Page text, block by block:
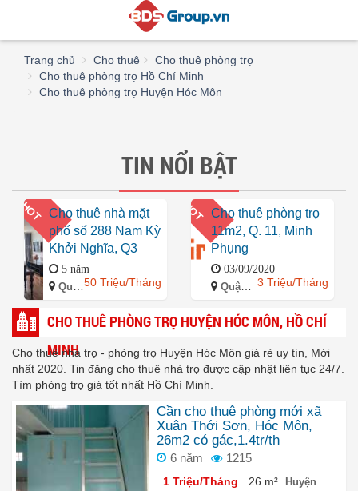
Trang chủ Cho thuê
Cho thuê phòng trọ
Cho thuê phòng trọ Hồ Chí Minh
Cho thuê phòng trọ Huyện Hóc Môn
TIN NỔI BẬT
HOT Cho thuê nhà mặt
phố số 288 Nam Kỳ
Khởi Nghĩa, Q3
5 năm
50 Triệu/Tháng
Quận 3, Hồ Chí Minh
HOT Cho thuê phòng trọ
11m2, Q. 11, Minh
Phụng
03/09/2020
3 Triệu/Tháng
Quận 11, Hồ Chí Minh
CHO THUÊ PHÒNG TRỌ HUYỆN HÓC MÔN, HỒ CHÍ
MINH
Cho thuê nhà trọ - phòng trọ Huyện Hóc Môn giá rẻ uy tín, Mới
nhất 2020. Tin đăng cho thuê nhà trọ được cập nhật liên tục 24/7.
Tìm phòng trọ giá tốt nhất Hồ Chí Minh.
Cần cho thuê phòng mới xã
Xuân Thới Sơn, Hóc Môn,
26m2 có gác,1.4tr/th
6 năm 1215
1 Triệu/Tháng 26 m²
Huyện